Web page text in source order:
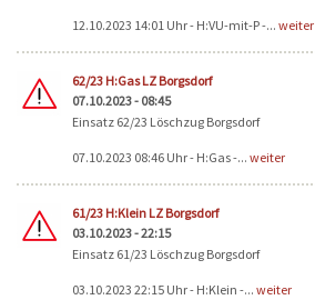
12.10.2023 14:01 Uhr - H:VU-mit-P -... weiter
62/23 H:Gas LZ Borgsdorf
07.10.2023 - 08:45
Einsatz 62/23 Löschzug Borgsdorf
07.10.2023 08:46 Uhr - H:Gas -... weiter
61/23 H:Klein LZ Borgsdorf
03.10.2023 - 22:15
Einsatz 61/23 Löschzug Borgsdorf
03.10.2023 22:15 Uhr - H:Klein -... weiter